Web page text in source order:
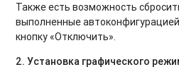
Также есть возможность
выполненные
кнопку «Отключить».
2. Установка графического